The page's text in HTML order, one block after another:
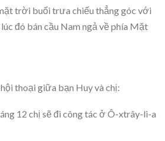
trời buổi trưa chiếu thẳng góc với
lúc đó bán cầu Nam ngả về phía Mặt
thoại giữa bạn Huy và chị:
12 chị sẽ đi công tác ở Ô-xtrây-li-a